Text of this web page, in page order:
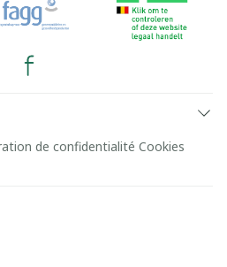
de confidentialité Cookies